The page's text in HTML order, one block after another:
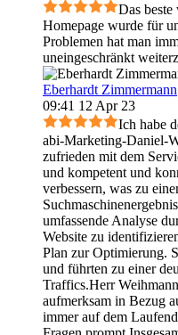
Das beste
Homepage wurde für
Problemen hat man
uneingeschränkt
Eberhardt Zimmermann
09:41 12 Apr 23
Ich habe
abi-Marketing-Daniel-
zufrieden mit dem
und kompetent und
verbessern, was zu
umfassende Analyse
Website zu
Plan zur Optimierung.
und führten zu einer
Traffics.Herr
aufmerksam in Bezug
immer auf dem